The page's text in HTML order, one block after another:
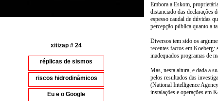
xitizap # 24
réplicas de sismos
riscos hidrodinâmicos
Eu e o Google
Embora a Eskom,
distanciado das declarações
espesso caudal de dúvidas
percepção pública quanto a
Diversos tem sido os
recentes factos em Koeberg:
inadequados programas de
Mas, nesta altura, e dada a
pelos resultados das
(National Intelligence
instalações e operações em